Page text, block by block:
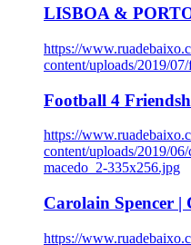
LISBOA &
https://
content/uploads/2019/
Football 4
https://
content/uploads/2019/
macedo_2-335x256.jpg
Carolain Spencer |
https://